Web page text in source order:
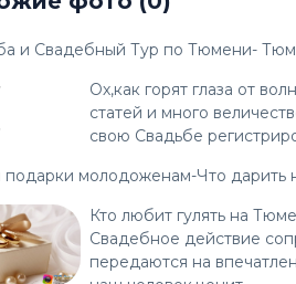
и Свадебный Тур по Тюмени-
Ох,как горят глаза от
статей и много
свою Свадьбе
молодоженам-Что дарить
Кто любит гулять на
Свадебное действие
передаются на